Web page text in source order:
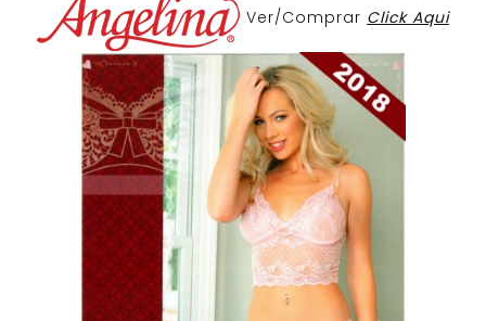
Ver/Comprar Click Aqui